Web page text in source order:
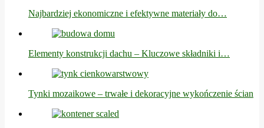
Najbardziej ekonomiczne i efektywne materiały do…
Elementy konstrukcji dachu – Kluczowe składniki i…
Tynki mozaikowe – trwałe i dekoracyjne wykończenie ścian